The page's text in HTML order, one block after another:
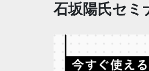
石坂陽氏セミ